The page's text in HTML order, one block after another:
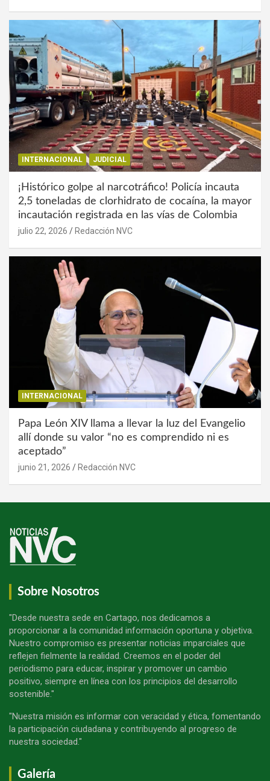
INTERNACIONAL JUDICIAL
¡Histórico golpe al narcotráfico! Policía incauta
2,5 toneladas de clorhidrato de cocaína, la mayor
incautación registrada en las vías de Colombia
julio 22, 2026 Redacción NVC
INTERNACIONAL
Papa León XIV llama a llevar la luz del Evangelio
allí donde su valor “no es comprendido ni es
aceptado”
junio 21, 2026 Redacción NVC
Sobre Nosotros
"Desde nuestra sede en Cartago, nos dedicamos a
proporcionar a la comunidad información oportuna y objetiva.
Nuestro compromiso es presentar noticias imparciales que
reflejen fielmente la realidad. Creemos en el poder del
periodismo para educar, inspirar y promover un cambio
positivo, siempre en línea con los principios del desarrollo
sostenible."
"Nuestra misión es informar con veracidad y ética, fomentando
la participación ciudadana y contribuyendo al progreso de
nuestra sociedad."
Galería